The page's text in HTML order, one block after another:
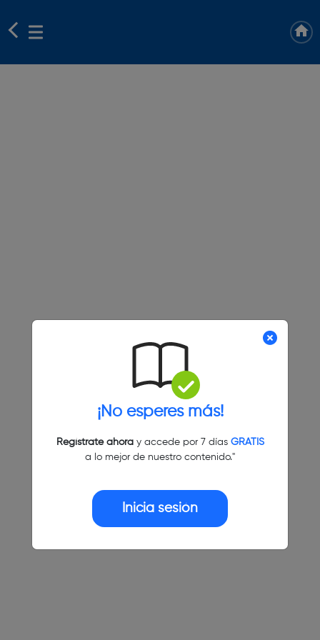
¡No esperes más!
Regístrate ahoray accede por 7 días GRATIS
a lo mejor de nuestro contenido."
Inicia sesión